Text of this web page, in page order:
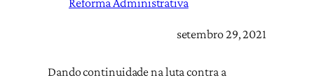
setembro 29, 2021
Dando continuidade na luta contra a